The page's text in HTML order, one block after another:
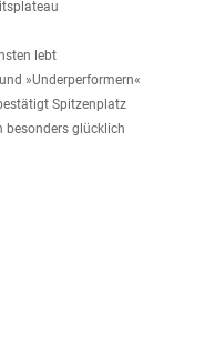
lebt
»Under­performern«
Spitzenplatz
besonders glücklich